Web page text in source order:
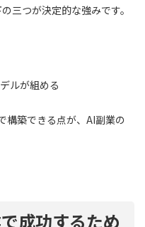
三つが決定的な強みです。
ルが組める
構築できる点が、AI副業の
成功するため